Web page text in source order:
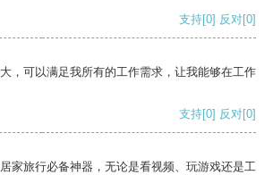
支持[0] 反对[0]
，可以满足我所有的工作需求，让我能够在工作
支持[0] 反对[0]
家旅行必备神器，无论是看视频、玩游戏还是工